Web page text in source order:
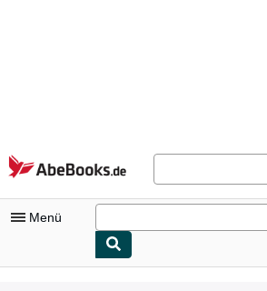
Zum Hauptinhalt
AbeBooks.de
Menü